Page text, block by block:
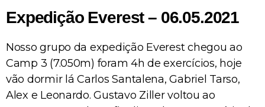
Expedição Everest – 06.05.2021
Nosso grupo da expedição Everest chegou ao
Camp 3 (7.050m) foram 4h de exercícios, hoje
vão dormir lá Carlos Santalena, Gabriel Tarso,
Alex e Leonardo. Gustavo Ziller voltou ao